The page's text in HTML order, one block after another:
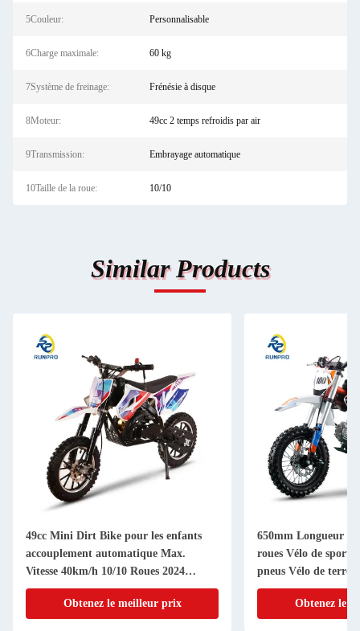
5Couleur: Personnalisable
6Charge maximale: 60 kg
7Système de freinage: Frénésie à disque
8Moteur: 49cc 2 temps refroidis par air
9Transmission: Embrayage automatique
10Taille de la roue: 10/10
Similar Products
49cc Mini Dirt Bike pour les enfants
accouplement automatique Max.
Vitesse 40km/h 10/10 Roues 2024
modèle
Obtenez le meilleur prix
650mm Longueur
roues Vélo de sport
pneus Vélo de terre
Obtenez le